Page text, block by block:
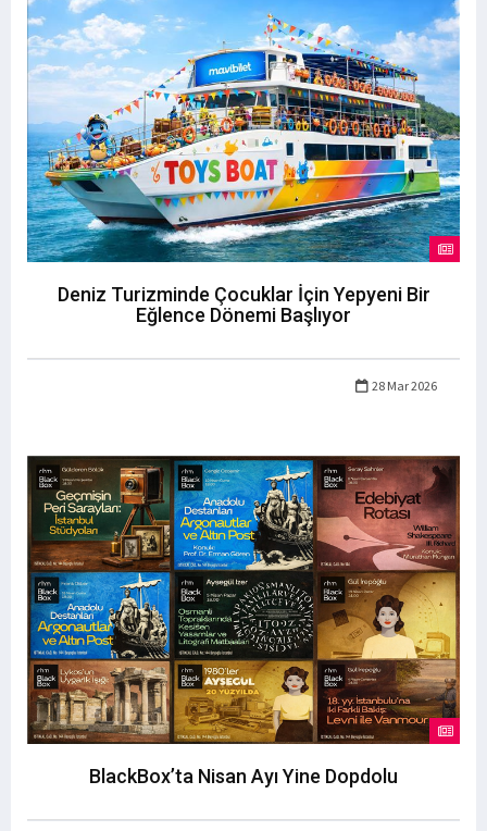
Deniz Turizminde Çocuklar İçin Yepyeni Bir
Eğlence Dönemi Başlıyor
28 Mar 2026
BlackBox’ta Nisan Ayı Yine Dopdolu